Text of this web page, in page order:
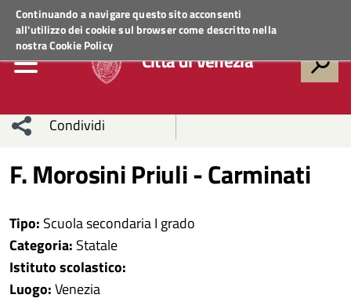
Continuando a navigare questo sito acconsenti
all'utilizzo dei cookie sul browser come descritto nella
nostraCookie Policy
Regione VenetoACCEDI AI SERVIZI
Città di Venezia
Condividi
network
Condividi
Condividi
Facebook
su
Condividi
F. Morosini Priuli - Carminati
Tipo: Scuola secondaria I grado
Categoria: Statale
Istituto scolastico:
Luogo:Venezia